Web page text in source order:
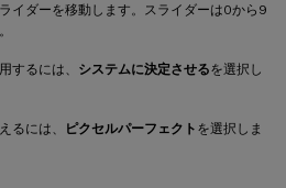
イダーを移動します。スライダーは0から9
するには、 システムに決定させるを選択し
るには、 ピクセルパーフェクト を選択しま